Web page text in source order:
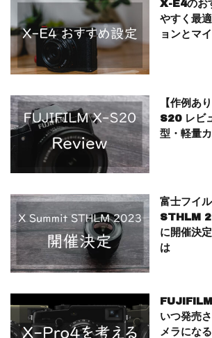
X-E4のお
やすく最
ョンとマ
【作例あ
S20 レビ
型・軽量
富士フイ
STHLM
に開催決
は
いつ発売
メラにな